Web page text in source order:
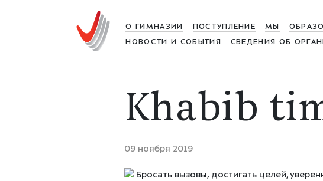
О ГИМНАЗИИ ПОСТУПЛЕНИЕ МЫ
НОВОСТИ И СОБЫТИЯ
СВЕДЕНИЯ ОБ
Khabib
09 ноября 2019
Бросать вызовы, достигать целей,